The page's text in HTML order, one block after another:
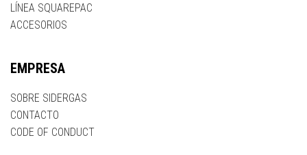
LÍNEA SQUAREPAC
ACCESORIOS
EMPRESA
SOBRE SIDERGAS
CONTACTO
CODE OF CONDUCT